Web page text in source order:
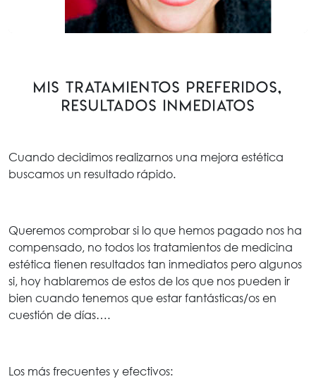
Mis tratamientos preferidos,
resultados inmediatos
Cuando decidimos realizarnos una mejora estética
buscamos un resultado rápido.
Queremos comprobar si lo que hemos pagado nos ha
compensado, no todos los tratamientos de medicina
estética tienen resultados tan inmediatos pero algunos
si, hoy hablaremos de estos de los que nos pueden ir
bien cuando tenemos que estar fantásticas/os en
cuestión de días….
Los más frecuentes y efectivos: